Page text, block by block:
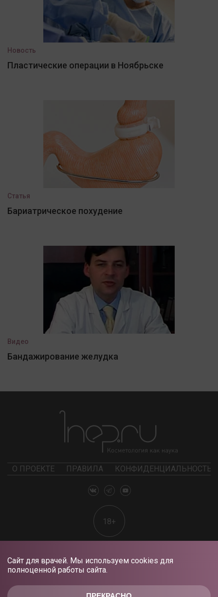
Сайт для врачей. Мы используем cookies для
полноценной работы сайта.
Новость
Пластические операции в Ноябрьске
Статья
Бариатрическое похудение
Видео
Бандажирование желудка
О ПРОЕКТЕ ПРАВИЛА КОНФИДЕНЦИАЛЬНОСТЬ
18+